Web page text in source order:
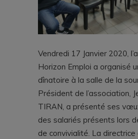
Vendredi 17 Janvier 2020,
Horizon Emploi a organisé
dînatoire à la salle de la
Président de l’association,
TIRAN, a présenté ses
des salariés présents lors
de convivialité. La directrice